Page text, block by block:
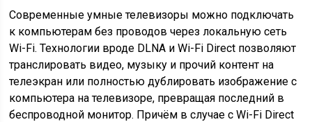
Современные умные телевизоры можно подключать
к компьютерам без проводов через локальную сеть
Wi-Fi. Технологии вроде DLNA и Wi-Fi Direct позволяют
транслировать видео, музыку и прочий контент на
телеэкран или полностью дублировать изображение с
компьютера на телевизоре, превращая последний в
беспроводной монитор. Причём в случае с Wi-Fi Direct